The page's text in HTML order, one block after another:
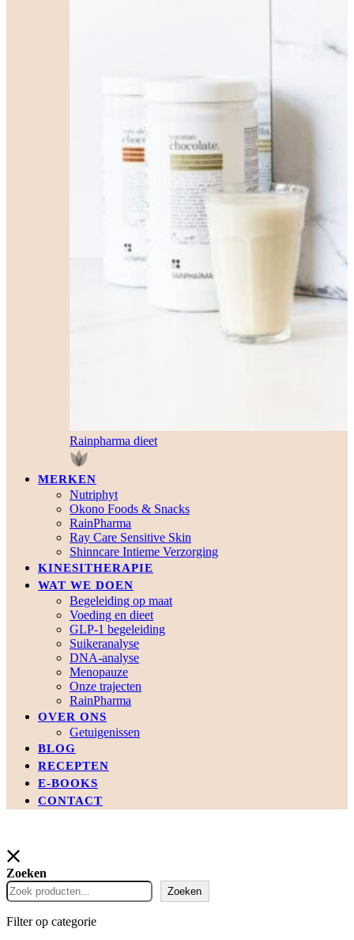
Rainpharma dieet
MERKEN
Nutriphyt
Okono Foods & Snacks
RainPharma
Ray Care Sensitive Skin
Shinncare Intieme Verzorging
KINESITHERAPIE
WAT WE DOEN
Begeleiding op maat
Voeding en dieet
GLP-1 begeleiding
Suikeranalyse
DNA-analyse
Menopauze
Onze trajecten
RainPharma
OVER ONS
Getuigenissen
BLOG
RECEPTEN
E-BOOKS
CONTACT
Zoeken
Zoeken
Filter op categorie